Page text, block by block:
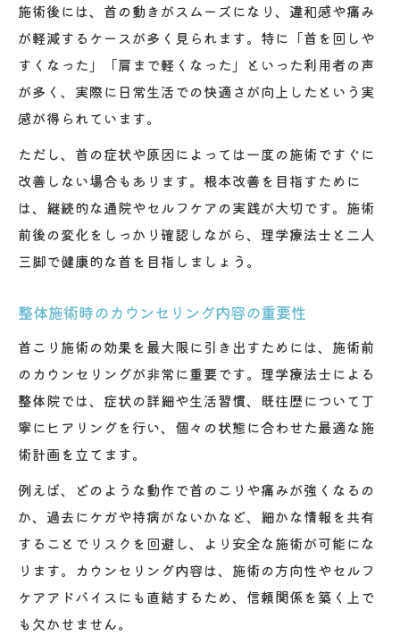
施術後には、首の動きがスムーズになり、違和感や痛み
が軽減するケースが多く見られます。特に「首を回しや
すくなった」「肩まで軽くなった」といった利用者の声
が多く、実際に日常生活での快適さが向上したという実
感が得られています。
ただし、首の症状や原因によっては一度の施術ですぐに
改善しない場合もあります。根本改善を目指すために
は、継続的な通院やセルフケアの実践が大切です。施術
前後の変化をしっかり確認しながら、理学療法士と二人
三脚で健康的な首を目指しましょう。
整体施術時のカウンセリング内容の重要性
首こり施術の効果を最大限に引き出すためには、施術前
のカウンセリングが非常に重要です。理学療法士による
整体院では、症状の詳細や生活習慣、既往歴について丁
寧にヒアリングを行い、個々の状態に合わせた最適な施
術計画を立てます。
例えば、どのような動作で首のこりや痛みが強くなるの
か、過去にケガや持病がないかなど、細かな情報を共有
することでリスクを回避し、より安全な施術が可能にな
ります。カウンセリング内容は、施術の方向性やセルフ
ケアアドバイスにも直結するため、信頼関係を築く上で
も欠かせません。